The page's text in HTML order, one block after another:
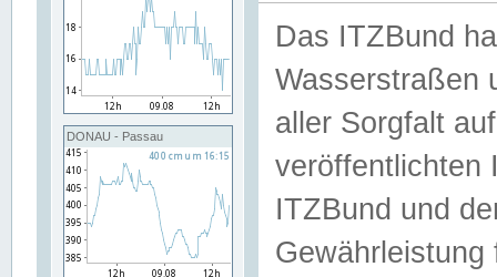
DONAU - Passau
Das ITZBund
Wasserstraßen
aller Sorgfalt
veröffentlichten
ITZBund und